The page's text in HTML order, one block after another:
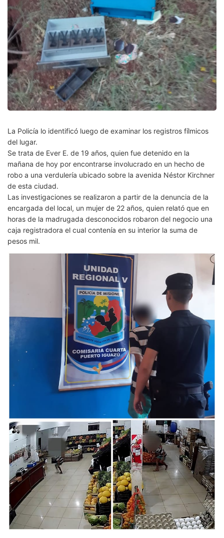
La Policía lo identificó luego de examinar los registros fílmicos
del lugar.
Se trata de Ever E. de 19 años, quien fue detenido en la
mañana de hoy por encontrarse involucrado en un hecho de
robo a una verdulería ubicado sobre la avenida Néstor Kirchner
de esta ciudad.
Las investigaciones se realizaron a partir de la denuncia de la
encargada del local, un mujer de 22 años, quien relató que en
horas de la madrugada desconocidos robaron del negocio una
caja registradora el cual contenía en su interior la suma de
pesos mil.